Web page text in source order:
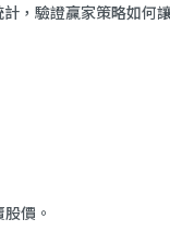
，驗證贏家策略如何
價。